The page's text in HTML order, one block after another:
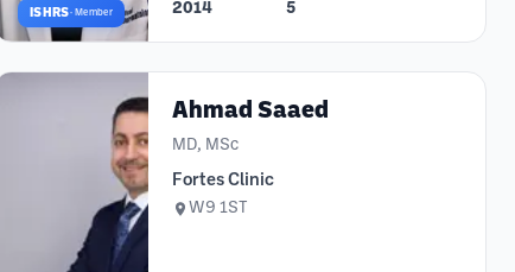
ISHRS· Member 2014 5
Ahmad Saaed
MD, MSc
Fortes Clinic
W9 1ST